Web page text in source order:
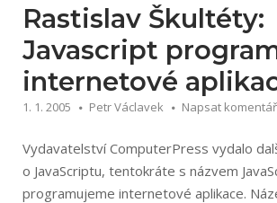
Rastislav Škultéty:
Javascript
internetové
1. 1. 2005 Petr Václavek Napsat komentář
Vydavatelství ComputerPress vydalo
o JavaScriptu, tentokráte s názvem
programujeme internetové aplikace.